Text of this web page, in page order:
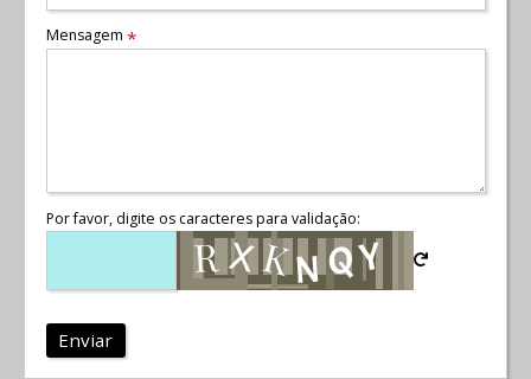
Mensagem *
Por favor, digite os caracteres para validação:
Enviar